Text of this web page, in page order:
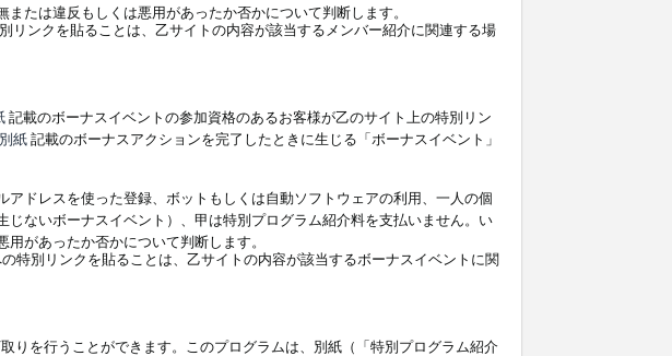
たは違反もしくは悪用があったか否かについて判断します。
リンクを貼ることは、乙サイトの内容が該当するメンバー紹介に関連する場
記載のボーナスイベントの参加資格のあるお客様が乙のサイト上の特別リン
別紙記載のボーナスアクションを完了したときに生じる「ボーナスイベント」
ドレスを使った登録、ボットもしくは自動ソフトウェアの利用、一人の個
ないボーナスイベント）、甲は特別プログラム紹介料を支払いません。い
があったか否かについて判断します。
特別リンクを貼ることは、乙サイトの内容が該当するボーナスイベントに関
りを行うことができます。このプログラムは、別紙（「特別プログラム紹介